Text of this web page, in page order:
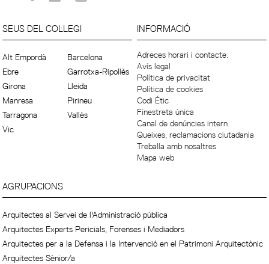
SEUS DEL COL·LEGI
Alt Empordà
Barcelona
Ebre
Garrotxa-Ripollès
Girona
Lleida
Manresa
Pirineu
Tarragona
Vallès
Vic
INFORMACIÓ
Adreces horari i contacte.
Avís legal
Política de privacitat
Política de cookies
Codi Ètic
Finestreta única
Canal de denúncies intern
Queixes, reclamacions ciutadania
Treballa amb nosaltres
Mapa web
AGRUPACIONS
Arquitectes al Servei de l'Administració pública
Arquitectes Experts Pericials, Forenses i Mediadors
Arquitectes per a la Defensa i la Intervenció en el Patrimoni Arquitectònic
Arquitectes Sènior/a